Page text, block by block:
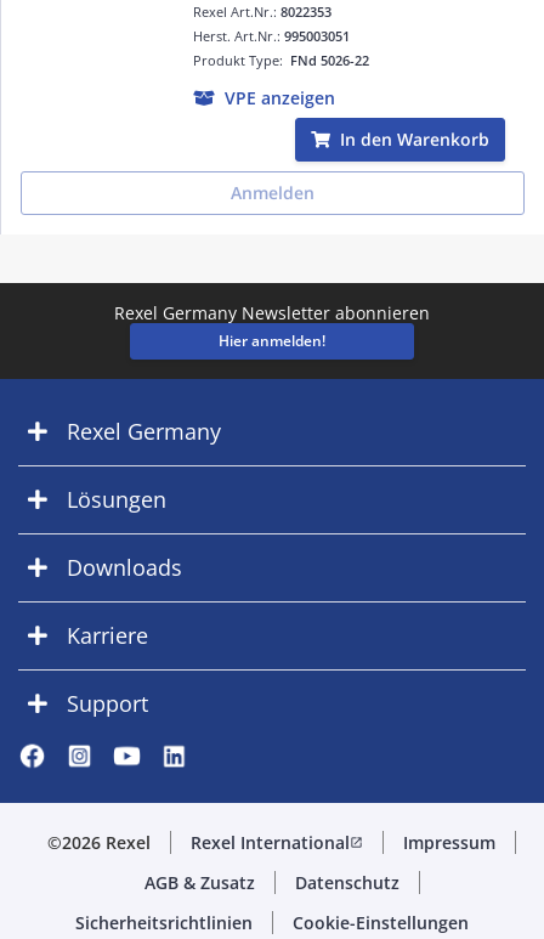
Rexel Art.Nr.:8022353
Produkt Type: FNd 5026-22
Herst. Art.Nr.:995003051
VPE anzeigen
In den Warenkorb
Anmelden
Rexel Germany Newsletter abonnieren
Hier anmelden!
Rexel Germany
Lösungen
Downloads
Karriere
Support
©2026 Rexel Rexel Internationalopen_in_new
Impressum
AGB & Zusatz
Datenschutz
Sicherheitsrichtlinien
Cookie-Einstellungen